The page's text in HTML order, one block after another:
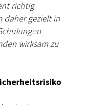
richtig
daher gezielt in
wirksam zu